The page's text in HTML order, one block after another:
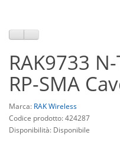
RAK9733
RP-SMA
Marca: RAK Wireless
Codice prodotto: 424287
Disponibilità: Disponibile